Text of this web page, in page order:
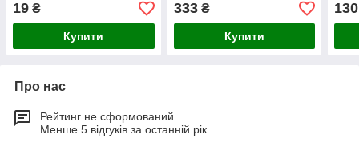
19 ₴
Купити
333₴
Купити
Про нас
Рейтинг не сформований
Менше 5 відгуків за останній рік